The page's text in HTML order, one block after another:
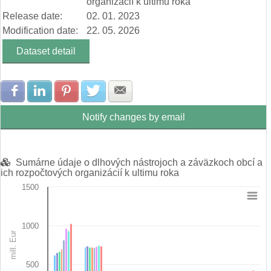
Release date:
02. 01. 2023
Modification date:
22. 05. 2026
Dataset detail
Share with Facebook
Share with LinkedIn
Share with Pinterest
Share with Twitter
Notify changes by email
Sumárne údaje o dlhových nástrojoch a záväzkoch obcí a
ich rozpočtových organizácií k ultimu roka
Bar chart with 8 data series.
View as data table, Chart
The chart has 1 X axis displaying categories.
The chart has 1 Y axis displaying mill. Eur. Data ranges from
mill. Eur
500
1000
1500